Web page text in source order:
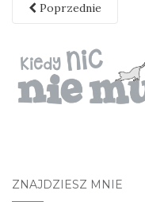
Poprzednie
ZNAJDZIESZ MNIE